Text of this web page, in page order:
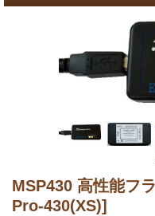
MSP430 高性能フ
Pro-430(XS)]